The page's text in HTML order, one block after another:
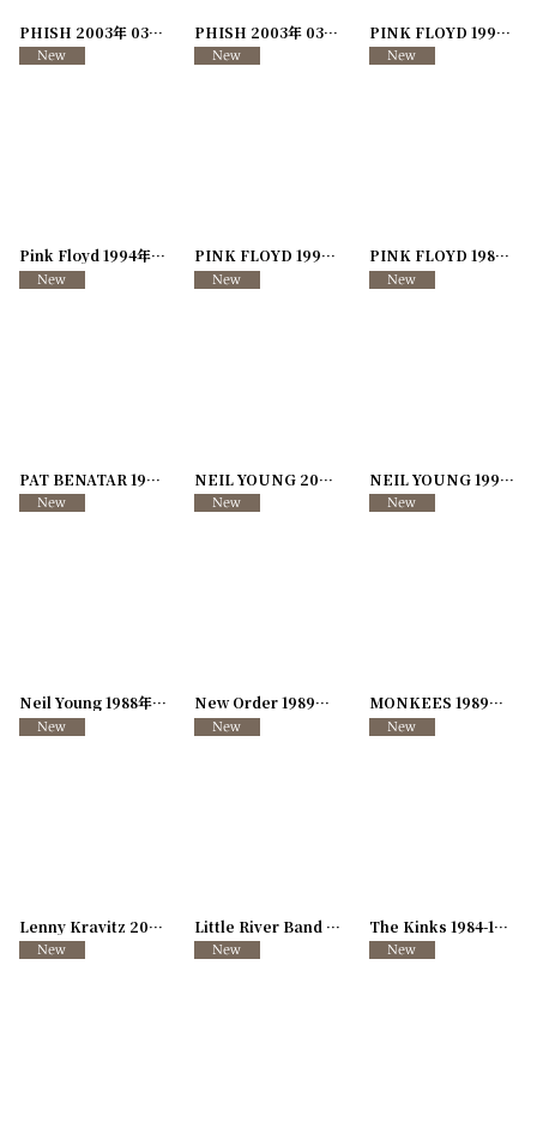
PHISH 2003年 03SUMMER Tour [250917-40
PHISH 2003年 03SUMMER Tour [250917-39
PINK FLOYD 1994年 DIVISION BELL WORLD TOUR
Pink Floyd 1994年 Division Bell Tour [250117-96]
PINK FLOYD 1994年 Division Bell Tour [PINK FLOYD 1989年 Another Lapes European Tour
PAT BENATAR 1986年 Seven the Hard Way Tour [250726-35]
NEIL YOUNG 2005年 AFTER SHOW [241216-
NEIL YOUNG 1993年 WORLD TOUR BOOKER T.& THE MG'S
Neil Young 1988年 This Note's For You Tour 250117-70]
New Order 1989年 Technique Tour 1989 [
MONKEES 1989年 TOUR89
Lenny Kravitz 2004年 Baptism Tour [250117-61 ]
Little River Band 1984年 Playing to Win Tour The Kinks 1984-1986年 Word of Mouth Tour